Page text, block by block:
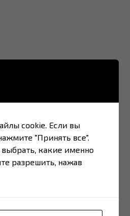
производителя
которые нужно задать
всё чаще
производителей
cookie. Если вы
"Принять все".
какие именно
разрешить, нажав